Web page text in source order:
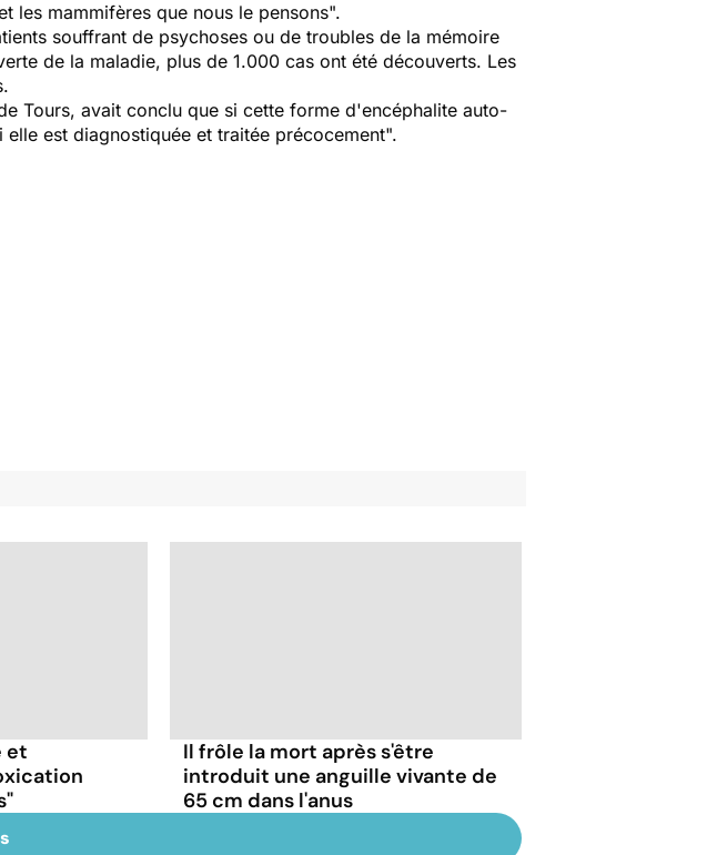
les mammifères que nous le pensons".
souffrant de psychoses ou de troubles de la mémoire
de la maladie, plus de 1.000 cas ont été découverts. Les
Tours, avait conclu que si cette forme d'encéphalite auto-
est diagnostiquée et traitée précocement".
et
Il frôle la mort après s'être
introduit une anguille vivante de
65 cm dans l'anus